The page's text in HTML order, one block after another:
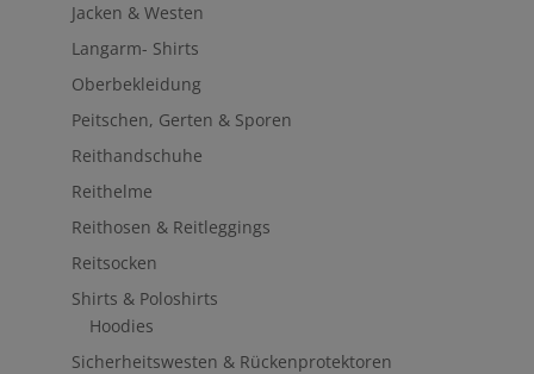
Jacken & Westen
Langarm- Shirts
Oberbekleidung
Peitschen, Gerten & Sporen
Reithandschuhe
Reithelme
Reithosen & Reitleggings
Reitsocken
Shirts & Poloshirts
Hoodies
Sicherheitswesten & Rückenprotektoren